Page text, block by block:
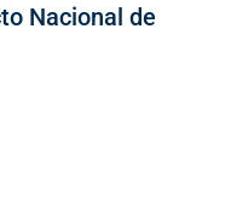
Nacional de